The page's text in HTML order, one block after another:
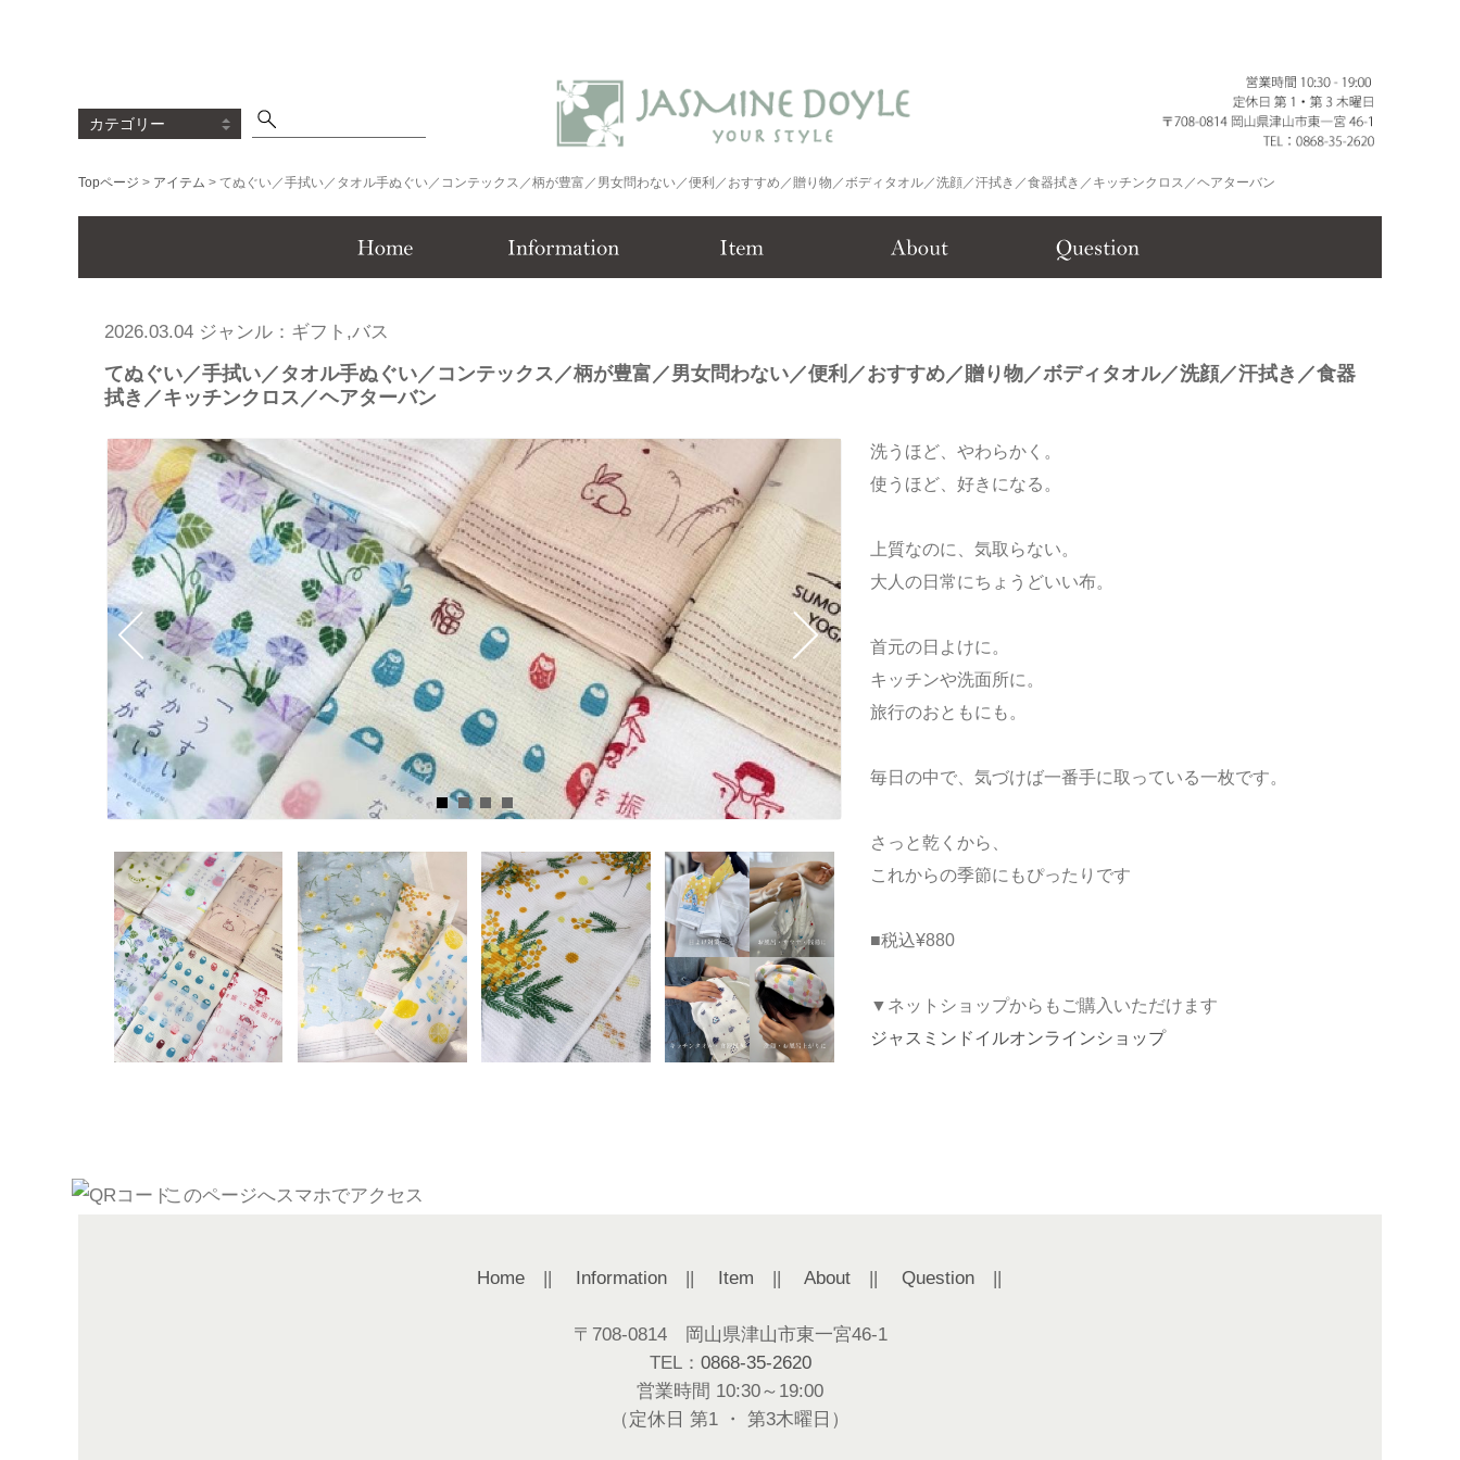
Topページ > アイテム > てぬぐい／手拭い／タオル手ぬぐい／コンテックス／柄が豊富／男女問わない／便利／おすすめ／贈り物／ボディタオル／洗顔／汗拭き／食器拭き／キッチンクロス／ヘアターバン
2026.03.04 ジャンル：ギフト,バス
てぬぐい／手拭い／タオル手ぬぐい／コンテックス／柄が豊富／男女問わない／便利／おすすめ／贈り物／ボディタオル／洗顔／汗拭き／食器
拭き／キッチンクロス／ヘアターバン
洗うほど、やわらかく。
使うほど、好きになる。
上質なのに、気取らない。
大人の日常にちょうどいい布。
首元の日よけに。
キッチンや洗面所に。
旅行のおともにも。
毎日の中で、気づけば一番手に取っている一枚です。
さっと乾くから、
これからの季節にもぴったりです
■税込¥880
▼ネットショップからもご購入いただけます
ジャスミンドイルオンラインショップ
このページへスマホでアクセス
Home || Information || Item || About || Question ||
〒708-0814 岡山県津山市東一宮46-1
TEL： 0868-35-2620
営業時間 10:30～19:00
（定休日 第1 ・ 第3木曜日）